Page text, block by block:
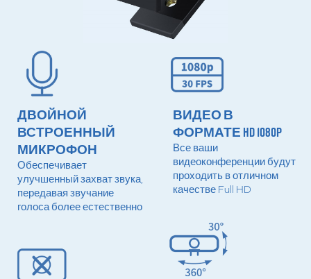
ДВОЙНОЙ
ВСТРОЕННЫЙ
МИКРОФОН
Обеспечивает
улучшенный захват звука,
передавая звучание
голоса более естественно
ВИДЕО В
ФОРМАТЕ HD 1080p
Все ваши
видеоконференции будут
проходить в отличном
качестве Full HD